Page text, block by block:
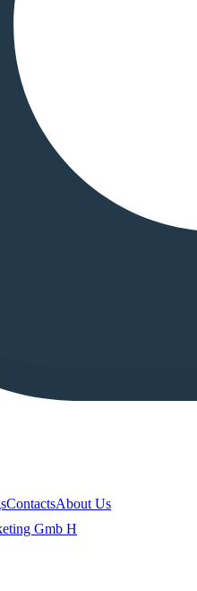
ContactsAbout Us
Gmb H